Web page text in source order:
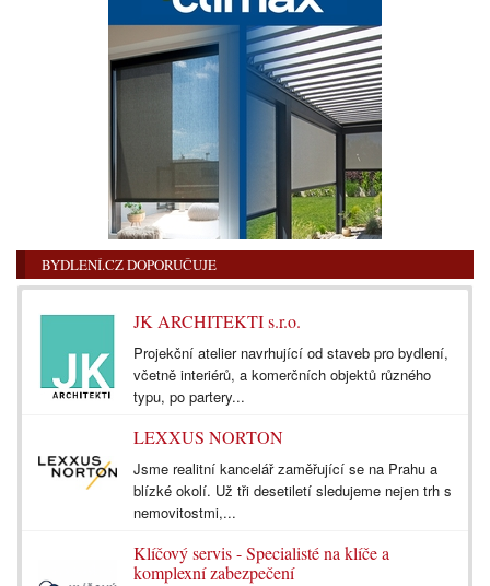
BYDLENÍ.CZ DOPORUČUJE
JK ARCHITEKTI s.r.o.
Projekční atelier navrhující od staveb pro bydlení,
včetně interiérů, a komerčních objektů různého
typu, po partery...
LEXXUS NORTON
Jsme realitní kancelář zaměřující se na Prahu a
blízké okolí. Už tři desetiletí sledujeme nejen trh s
nemovitostmi,...
Klíčový servis - Specialisté na klíče a
komplexní zabezpečení